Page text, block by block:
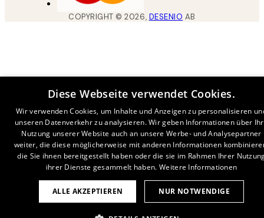
COPYRIGHT ©2026, DESENIO AB
Diese Webseite verwendet Cookies.
Wir verwenden Cookies, um Inhalte und Anzeigen zu personalisieren
unseren Datenverkehr zu analysieren. Wir geben Informationen über
Nutzung unserer Website auch an unsere Werbe- und Analysepartner
weiter, die diese möglicherweise mit anderen Informationen
die Sie ihnen bereitgestellt haben oder die sie im Rahmen Ihrer
ihrer Dienste gesammelt haben. Weitere Informationen
ALLE AKZEPTIEREN NUR NOTWENDIGE